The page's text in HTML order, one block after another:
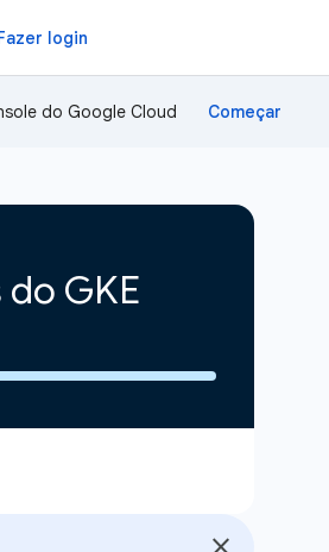
do Google Cloud